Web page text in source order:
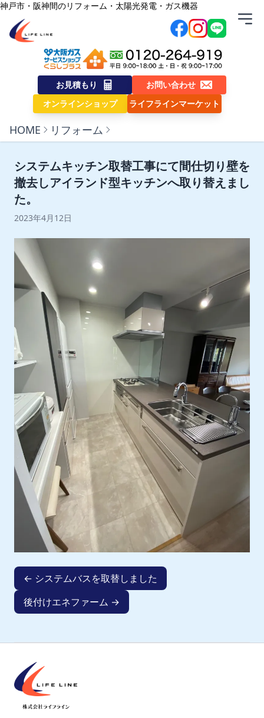
内容をスキップ
神戸市・阪神間のリフォーム・太陽光発電・ガス機器
株式会社ライフライン
お見積もり
お問い合わせ
オンラインショップ
ライフラインマーケット
HOME リフォーム
システムキッチン取替工事にて間仕切り壁を
撤去しアイランド型キッチンへ取り替えまし
た。
2023年4月12日
← システムバスを取替しました
後付けエネファーム →